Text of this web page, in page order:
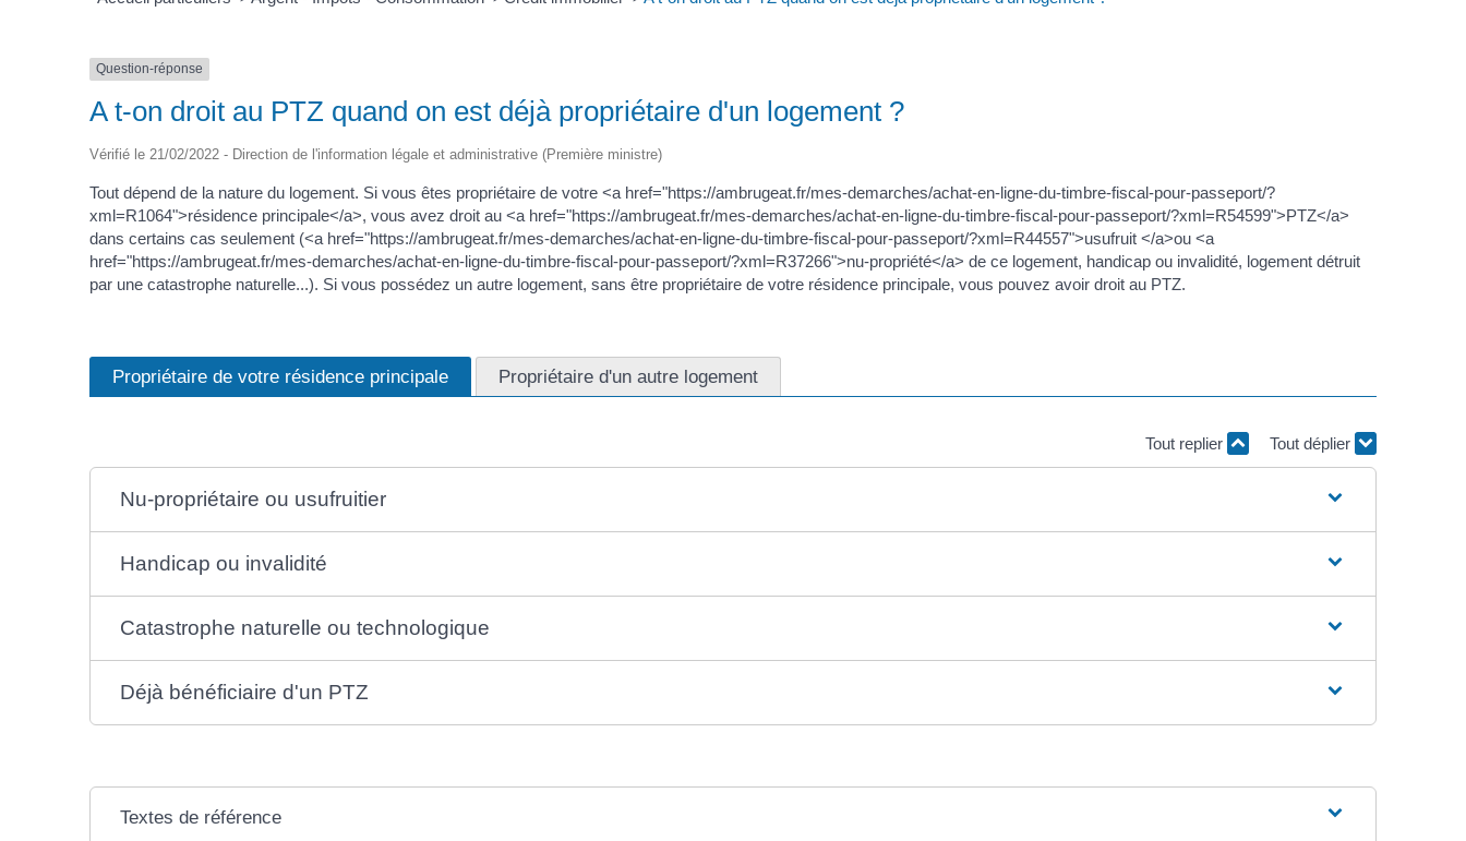
Question-réponse
A t-on droit au PTZ quand on est déjà propriétaire d'un logement ?
Vérifié le 21/02/2022 - Direction de l'information légale et administrative (Première ministre)
Tout dépend de la nature du logement. Si vous êtes propriétaire de votre <a href="https://ambrugeat.fr/mes-demarches/achat-en-ligne-du-timbre-fiscal-pour-passeport/?
xml=R1064">résidence principale</a>, vous avez droit au <a href="https://ambrugeat.fr/mes-demarches/achat-en-ligne-du-timbre-fiscal-pour-passeport/?xml=R54599">PTZ</a>
dans certains cas seulement (<a href="https://ambrugeat.fr/mes-demarches/achat-en-ligne-du-timbre-fiscal-pour-passeport/?xml=R44557">usufruit </a>ou <a
href="https://ambrugeat.fr/mes-demarches/achat-en-ligne-du-timbre-fiscal-pour-passeport/?xml=R37266">nu-propriété</a> de ce logement, handicap ou invalidité, logement détruit
par une catastrophe naturelle...). Si vous possédez un autre logement, sans être propriétaire de votre résidence principale, vous pouvez avoir droit au PTZ.
Propriétaire de votre résidence principale Propriétaire d'un autre logement
Tout replier Tout déplier
Nu-propriétaire ou usufruitier
Handicap ou invalidité
Catastrophe naturelle ou technologique
Déjà bénéficiaire d'un PTZ
Textes de référence